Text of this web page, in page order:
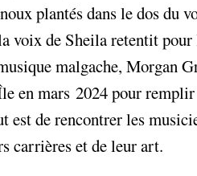
plantés dans le dos du
voix de Sheila retentit
malgache, Morgan
en mars 2024 pour remplir
est de rencontrer les
carrières et de leur art.